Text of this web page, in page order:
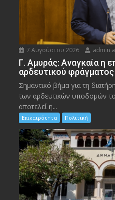
7 Αυγούστου 2026 admin
Γ. Αμυράς: Αναγκαία η
αρδευτικού
Σημαντικό βήμα για τη
των αρδευτικών υποδομών
αποτελεί η...
Επικαιρότητα Πολιτική